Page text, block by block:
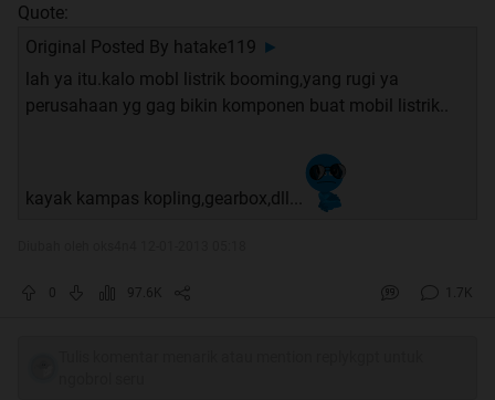
Quote:
Original Posted By hatake119 ►
lah ya itu.kalo mobl listrik booming,yang rugi ya
perusahaan yg gag bikin komponen buat mobil listrik..
kayak kampas kopling,gearbox,dll...
0 97.6K 1.7K